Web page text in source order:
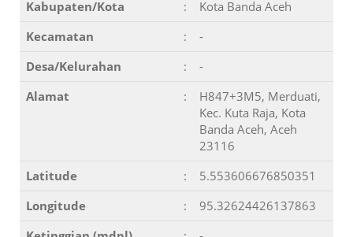
Kabupaten/Kota :
Kota Banda Aceh
Kecamatan
:
-
Desa/Kelurahan
:
-
Alamat
:
H847+3M5, Merduati,
Kec. Kuta Raja, Kota
Banda Aceh, Aceh
23116
Latitude
:
5.553606676850351
Longitude
:
95.32624426137863